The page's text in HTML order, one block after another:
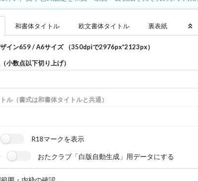
和書体タイトル 欧文書体タイトル 裏表紙
イン659 / A6サイズ （350dpiで2976px*2123px）
小数点以下切り上げ）
ル（書式は和書体タイトルと共通）
R18マークを表示
おたクラブ「白版自動生成」用データにする